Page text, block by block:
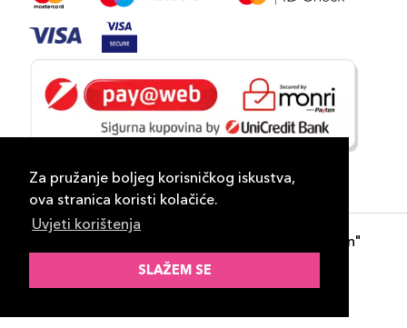
Za pružanje boljeg korisničkog iskustva,
ova stranica koristi kolačiće.
Uvjeti korištenja
SLAŽEM SE
- "DP Lux Distribution"
d.o.o. Banja Luka
ID-S Consulting d.o.o. Sarajevo